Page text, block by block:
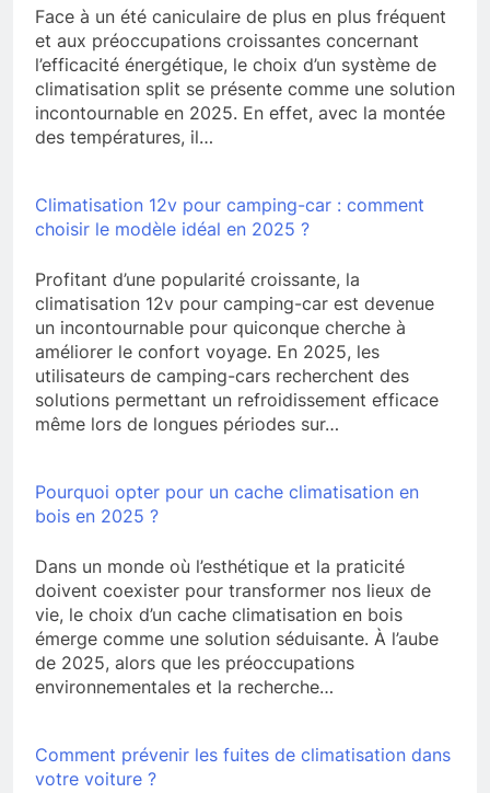
Face à un été caniculaire de plus en plus fréquent
et aux préoccupations croissantes concernant
l’efficacité énergétique, le choix d’un système de
climatisation split se présente comme une solution
incontournable en 2025. En effet, avec la montée
des températures, il…
Climatisation 12v pour camping-car : comment
choisir le modèle idéal en 2025 ?
Profitant d’une popularité croissante, la
climatisation 12v pour camping-car est devenue
un incontournable pour quiconque cherche à
améliorer le confort voyage. En 2025, les
utilisateurs de camping-cars recherchent des
solutions permettant un refroidissement efficace
même lors de longues périodes sur…
Pourquoi opter pour un cache climatisation en
bois en 2025 ?
Dans un monde où l’esthétique et la praticité
doivent coexister pour transformer nos lieux de
vie, le choix d’un cache climatisation en bois
émerge comme une solution séduisante. À l’aube
de 2025, alors que les préoccupations
environnementales et la recherche…
Comment prévenir les fuites de climatisation dans
votre voiture ?